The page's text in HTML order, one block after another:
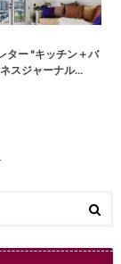
ター "キッチン＋バ
スジャーナル…